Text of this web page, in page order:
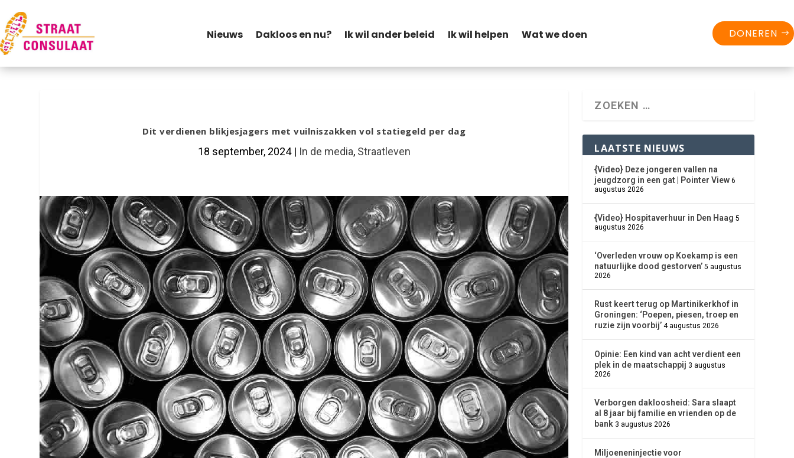
Nieuws Dakloos en nu? Ik wil ander beleid Ik wil helpen Wat we doen DONEREN
Dit verdienen blikjesjagers met vuilniszakken vol statiegeld per dag
18 september, 2024| In de media, Straatleven LAATSTE NIEUWS
{Video} Deze jongeren vallen na
jeugdzorg in een gat | Pointer View 6
augustus 2026
{Video} Hospitaverhuur in Den Haag 5
augustus 2026
‘Overleden vrouw op Koekamp is een
natuurlijke dood gestorven’ 5 augustus
2026
Rust keert terug op Martinikerkhof in
Groningen: ‘Poepen, piesen, troep en
ruzie zijn voorbij’ 4 augustus 2026
Opinie: Een kind van acht verdient een
plek in de maatschappij 3 augustus
2026
Verborgen dakloosheid: Sara slaapt
al 8 jaar bij familie en vrienden op de
bank 3 augustus 2026
Miljoeneninjectie voor